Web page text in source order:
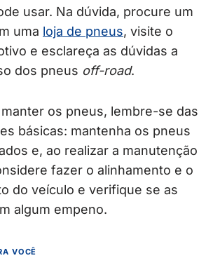
usar. Na dúvida, procure um
uma loja de pneus, visite o
e esclareça as dúvidas a
dos pneus off-road.
os pneus, lembre-se das
básicas: mantenha os pneus
e, ao realizar a manutenção
fazer o alinhamento e o
do veículo e verifique se as
algum empeno.
VOCÊ